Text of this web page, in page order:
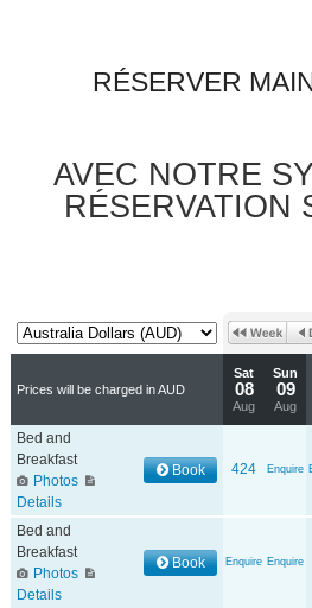
RÉSERVER
AVEC NOTRE
RÉSERVATION